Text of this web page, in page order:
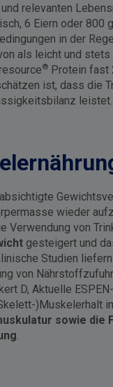
relevanten
6 Eiern oder 800
in der
als leicht und stets
® Protein fast
ist, dass die
leistet.
wieder
Verwendung von
gesteigert und
Studien
von
D, Aktuelle
)Muskelerhalt
sowie die
.